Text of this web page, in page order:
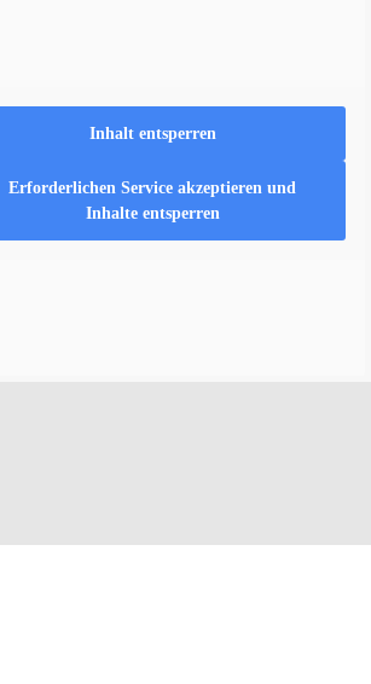
Inhalt entsperren
Erforderlichen Service akzeptieren und
Inhalte entsperren